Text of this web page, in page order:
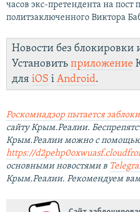
часов экс-претендента на пост
политзаключенного Виктора
Новости без блокировки
Установить приложение
для iOS і Android.
Роскомнадзор пытается
сайту Крым.Реалии.
Крым.Реалии можно с
https://
основными новостями в
Крым.Реалии. Рекомендуем